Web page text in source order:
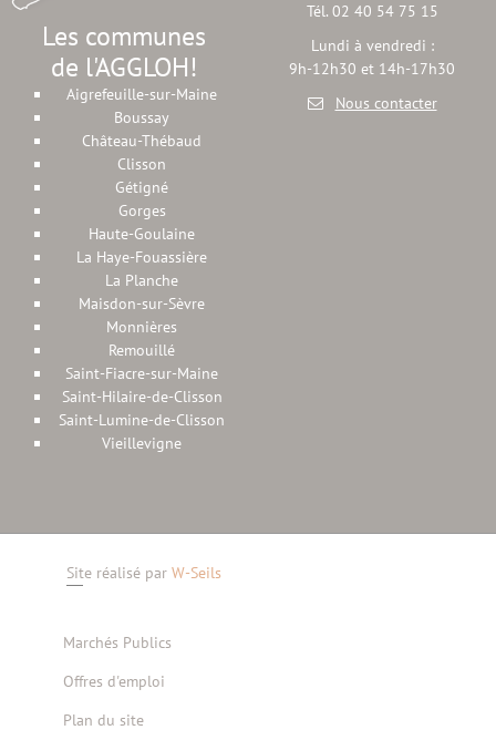
Les communes
de l'AGGLOH!
Aigrefeuille-sur-Maine
Boussay
Château-Thébaud
Clisson
Gétigné
Gorges
Haute-Goulaine
La Haye-Fouassière
La Planche
Maisdon-sur-Sèvre
Monnières
Remouillé
Saint-Fiacre-sur-Maine
Saint-Hilaire-de-Clisson
Saint-Lumine-de-Clisson
Vieillevigne
Tél. 02 40 54 75 15
Lundi à vendredi :
9h-12h30 et 14h-17h30
Nous contacter
Site réalisé par W-Seils
Marchés Publics
Offres d'emploi
Plan du site